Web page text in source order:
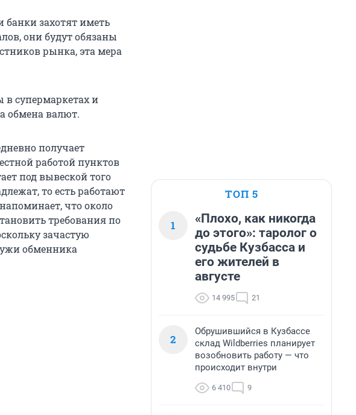
захотят иметь
они будут обязаны
рынка, эта мера
в супермаркетах и
обмена валют.
получает
работой пунктов
под вывеской того
то есть работают
что около
требования по
зачастую
обменника
ТОП 5
1
«Плохо, как никогда
до этого»: таролог о
судьбе Кузбасса и
его жителей в
августе
14 995 21
2
Обрушившийся в Кузбассе
склад Wildberries планирует
возобновить работу — что
происходит внутри
6 410 9